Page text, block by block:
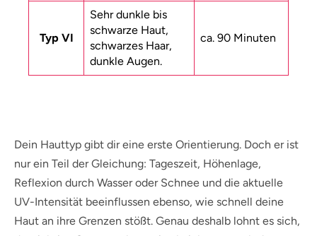
Typ VI
Sehr dunkle bis
schwarze Haut,
schwarzes Haar,
dunkle Augen.
ca. 90 Minuten
Dein Hauttyp gibt dir eine erste Orientierung. Doch er ist
nur ein Teil der Gleichung: Tageszeit, Höhenlage,
Reflexion durch Wasser oder Schnee und die aktuelle
UV-Intensität beeinflussen ebenso, wie schnell deine
Haut an ihre Grenzen stößt. Genau deshalb lohnt es sich,